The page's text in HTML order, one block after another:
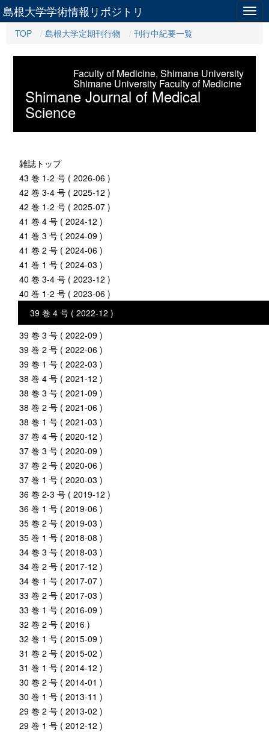
島根大学学術情報リポジトリ
TOP 島根大学定期刊行物 刊行中紀要一覧
Faculty of Medicine, Shimane University
Shimane University Faculty of Medicine
Shimane Journal of Medical
Science
雑誌トップ
43 巻 1-2 号 ( 2026-06 )
42 巻 3-4 号 ( 2025-12 )
42 巻 1-2 号 ( 2025-07 )
41 巻 4 号 ( 2024-12 )
41 巻 3 号 ( 2024-09 )
41 巻 2 号 ( 2024-06 )
41 巻 1 号 ( 2024-03 )
40 巻 3-4 号 ( 2023-12 )
40 巻 1-2 号 ( 2023-06 )
39 巻 4 号 ( 2022-12 )
39 巻 3 号 ( 2022-09 )
39 巻 2 号 ( 2022-06 )
39 巻 1 号 ( 2022-03 )
38 巻 4 号 ( 2021-12 )
38 巻 3 号 ( 2021-09 )
38 巻 2 号 ( 2021-06 )
38 巻 1 号 ( 2021-03 )
37 巻 4 号 ( 2020-12 )
37 巻 3 号 ( 2020-09 )
37 巻 2 号 ( 2020-06 )
37 巻 1 号 ( 2020-03 )
36 巻 2-3 号 ( 2019-12 )
36 巻 1 号 ( 2019-06 )
35 巻 2 号 ( 2019-03 )
35 巻 1 号 ( 2018-08 )
34 巻 3 号 ( 2018-03 )
34 巻 2 号 ( 2017-12 )
34 巻 1 号 ( 2017-07 )
33 巻 2 号 ( 2017-03 )
33 巻 1 号 ( 2016-09 )
32 巻 2 号 ( 2016 )
32 巻 1 号 ( 2015-09 )
31 巻 2 号 ( 2015-02 )
31 巻 1 号 ( 2014-12 )
30 巻 2 号 ( 2014-01 )
30 巻 1 号 ( 2013-11 )
29 巻 2 号 ( 2013-02 )
29 巻 1 号 ( 2012-12 )